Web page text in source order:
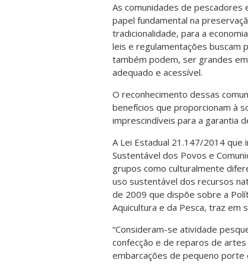
As comunidades de pescadores
papel fundamental na
tradicionalidade, para a
leis e regulamentações
também podem, ser grandes
adequado e acessível.
O reconhecimento dessas
benefícios que proporcionam à
imprescindíveis para a garantia
A Lei Estadual 21.147/2014 que
Sustentável dos Povos e
grupos como culturalmente
uso sustentável dos recursos
de 2009 que dispõe sobre a
Aquicultura e da Pesca, traz em
“Consideram-se atividade
confecção e de reparos de
embarcações de pequeno porte